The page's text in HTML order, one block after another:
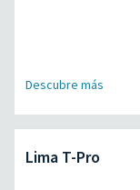
Descubre más
Lima T-Pro